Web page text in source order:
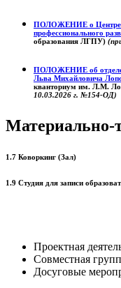
ПОЛОЖЕНИЕ о
профессионального
образования ЛГПУ)
ПОЛОЖЕНИЕ об отделе
Льва Михайловича
кванториум им. Л.М.
10.03.2026 г. №154-ОД)
Материально-
1.7 Коворкинг (Зал)
1.9 Студия для записи
Проектная
Совместная
Досуговые